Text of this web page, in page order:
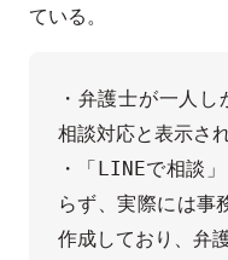
ている。
・弁護士が一人
相談対応と表示さ
・「LINEで相談
らず、実際には事
作成しており、弁